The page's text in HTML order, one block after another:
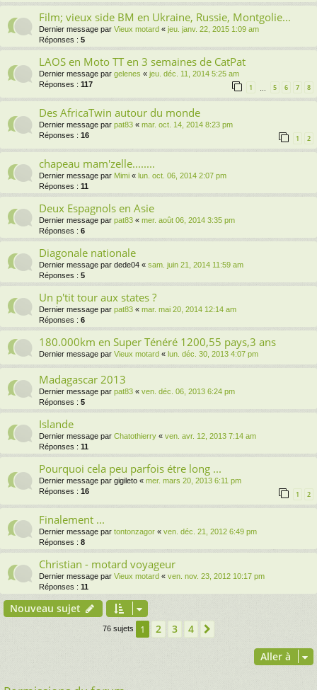
Film; vieux side BM en Ukraine, Russie, Montgolie...
Dernier message par Vieux motard « jeu. janv. 22, 2015 1:09 am
Réponses : 5
LAOS en Moto TT en 3 semaines de CatPat
Dernier message par gelenes « jeu. déc. 11, 2014 5:25 am
Réponses : 117 1 … 5 6 7 8
Des AfricaTwin autour du monde
Dernier message par pat83 « mar. oct. 14, 2014 8:23 pm
Réponses : 16 1 2
chapeau mam'zelle........
Dernier message par Mimi « lun. oct. 06, 2014 2:07 pm
Réponses : 11
Deux Espagnols en Asie
Dernier message par pat83 « mer. août 06, 2014 3:35 pm
Réponses : 6
Diagonale nationale
Dernier message par dede04 « sam. juin 21, 2014 11:59 am
Réponses : 5
Un p'tit tour aux states ?
Dernier message par pat83 « mar. mai 20, 2014 12:14 am
Réponses : 6
180.000km en Super Ténéré 1200,55 pays,3 ans
Dernier message par Vieux motard « lun. déc. 30, 2013 4:07 pm
Madagascar 2013
Dernier message par pat83 « ven. déc. 06, 2013 6:24 pm
Réponses : 5
Islande
Dernier message par Chatothierry « ven. avr. 12, 2013 7:14 am
Réponses : 11
Pourquoi cela peu parfois étre long ...
Dernier message par gigileto « mer. mars 20, 2013 6:11 pm
Réponses : 16 1 2
Finalement ...
Dernier message par tontonzagor « ven. déc. 21, 2012 6:49 pm
Réponses : 8
Christian - motard voyageur
Dernier message par Vieux motard « ven. nov. 23, 2012 10:17 pm
Réponses : 11
Nouveau sujet
76 sujets 1 2 3 4
Aller à